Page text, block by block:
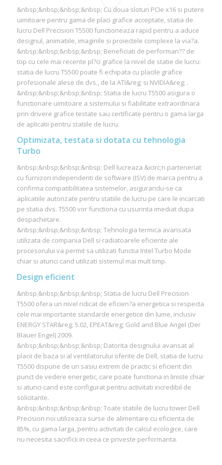
&nbsp;&nbsp;&nbsp;&nbsp; Cu doua sloturi PCIe x16 si putere
uimitoare pentru gama de placi grafice acceptate, statia de
lucru Dell Precision T5500 functioneaza rapid pentru a aduce
designul, animatiile, imaginile si proiectele complexe la via?a.
&nbsp;&nbsp;&nbsp;&nbsp; Beneficiati de performan?? de
top cu cele mai recente pl?ci grafice la nivel de statie de lucru:
statia de lucru T5500 poate fi echipata cu placile grafice
profesionale alese de dvs., de la ATI&reg; si NVIDIA&reg; .
&nbsp;&nbsp;&nbsp;&nbsp; Statia de lucru T5500 asigura o
functionare uimitoare a sistemului si fiabilitate extraordinara
prin drivere grafice testate sau certificate pentru o gama larga
de aplicatii pentru statiile de lucru.
Optimizata, testata si dotata cu tehnologia
Turbo
&nbsp;&nbsp;&nbsp;&nbsp; Dell lucreaza &icirc;n parteneriat
cu furnizori independenti de software (ISV) de marca pentru a
confirma compatibilitatea sistemelor, asigurandu-se ca
aplicatiile autorizate pentru statiile de lucru pe care le incarcati
pe statia dvs. T5500 vor functiona cu usurinta imediat dupa
despachetare.
&nbsp;&nbsp;&nbsp;&nbsp; Tehnologia termica avansata
utilizata de compania Dell si radiatoarele eficiente ale
procesorului va permit sa utilizati functia Intel Turbo Mode
chiar si atunci cand utilizati sistemul mai mult timp.
Design eficient
&nbsp;&nbsp;&nbsp;&nbsp; Statia de lucru Dell Precision
T5500 ofera un nivel ridicat de eficien?a energetica si respecta
cele mai importante standarde energetice din lume, inclusiv
ENERGY STAR&reg; 5.02, EPEAT&reg; Gold and Blue Angel (Der
Blauer Engel) 2009.
&nbsp;&nbsp;&nbsp;&nbsp; Datorita designului avansat al
placii de baza si al ventilatorului oferite de Dell, statia de lucru
T5500 dispune de un sasiu extrem de practic si eficient din
punct de vedere energetic, care poate functiona in liniste chiar
si atunci cand este configurat pentru activitati incredibil de
solicitante.
&nbsp;&nbsp;&nbsp;&nbsp; Toate statiile de lucru tower Dell
Precision noi utilizeaza surse de alimentare cu eficienta de
85%, cu gama larga, pentru activitati de calcul ecologice, care
nu necesita sacrificii in ceea ce priveste performanta.